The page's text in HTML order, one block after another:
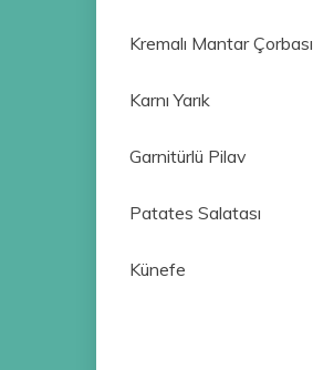
Kremalı Mantar Çorbası
Karnı Yarık
Garnitürlü Pilav
Patates Salatası
Künefe